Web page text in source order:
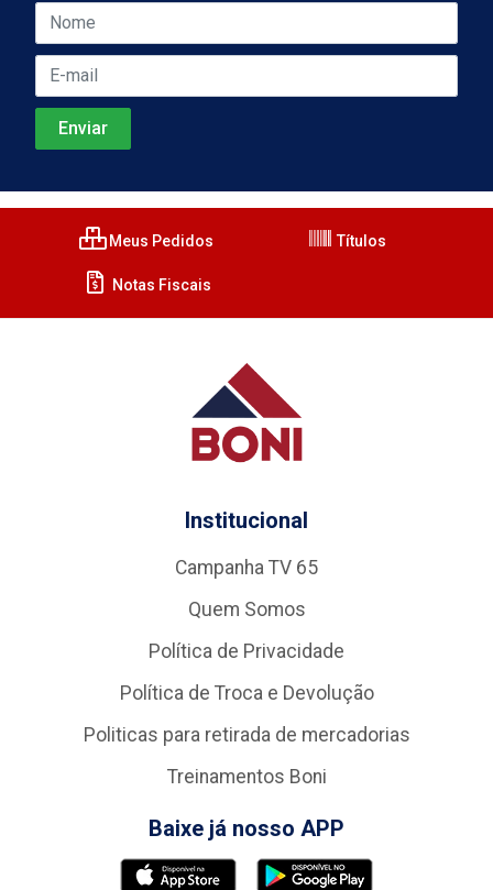
Meus Pedidos Títulos
Notas Fiscais
Institucional
Campanha TV 65
Quem Somos
Política de Privacidade
Política de Troca e Devolução
Politicas para retirada de mercadorias
Treinamentos Boni
Baixe já nosso APP